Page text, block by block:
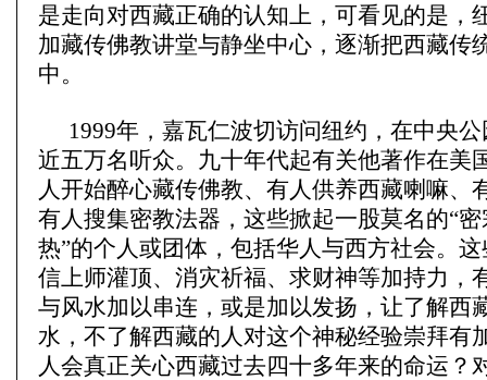
是走向对西藏正确的认知上，可看见的是，
加藏传佛教讲堂与静坐中心，逐渐把西藏传
中。
1999年，嘉瓦仁波切访问纽约，在中央
近五万名听众。九十年代起有关他著作在美
人开始醉心藏传佛教、有人供养西藏喇嘛、
有人搜集密教法器，这些掀起一股莫名的“密
热”的个人或团体，包括华人与西方社会。
信上师灌顶、消灾祈福、求财神等加持力，
与风水加以串连，或是加以发扬，让了解西
水，不了解西藏的人对这个神秘经验崇拜有
人会真正关心西藏过去四十多年来的命运？